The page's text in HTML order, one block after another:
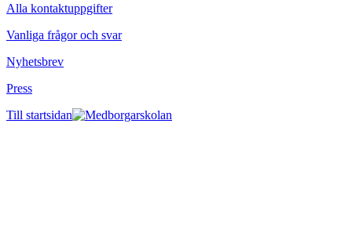
Alla kontaktuppgifter
Vanliga frågor och svar
Nyhetsbrev
Press
Till startsidan